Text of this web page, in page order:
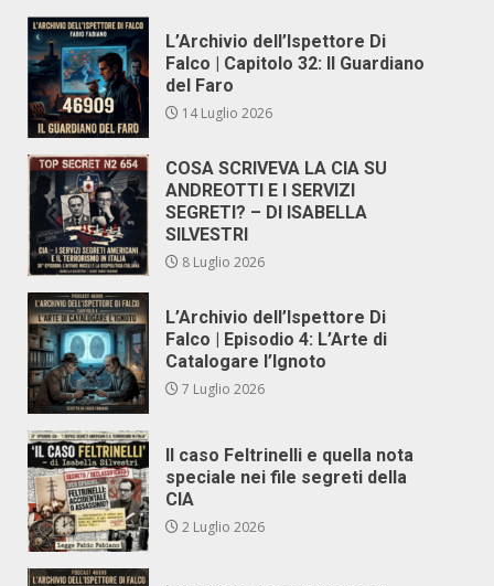
L’Archivio dell’Ispettore Di
Falco | Capitolo 32: Il Guardiano
del Faro
14 Luglio 2026
COSA SCRIVEVA LA CIA SU
ANDREOTTI E I SERVIZI
SEGRETI? – DI ISABELLA
SILVESTRI
8 Luglio 2026
L’Archivio dell’Ispettore Di
Falco | Episodio 4: L’Arte di
Catalogare l’Ignoto
7 Luglio 2026
Il caso Feltrinelli e quella nota
speciale nei file segreti della
CIA
2 Luglio 2026